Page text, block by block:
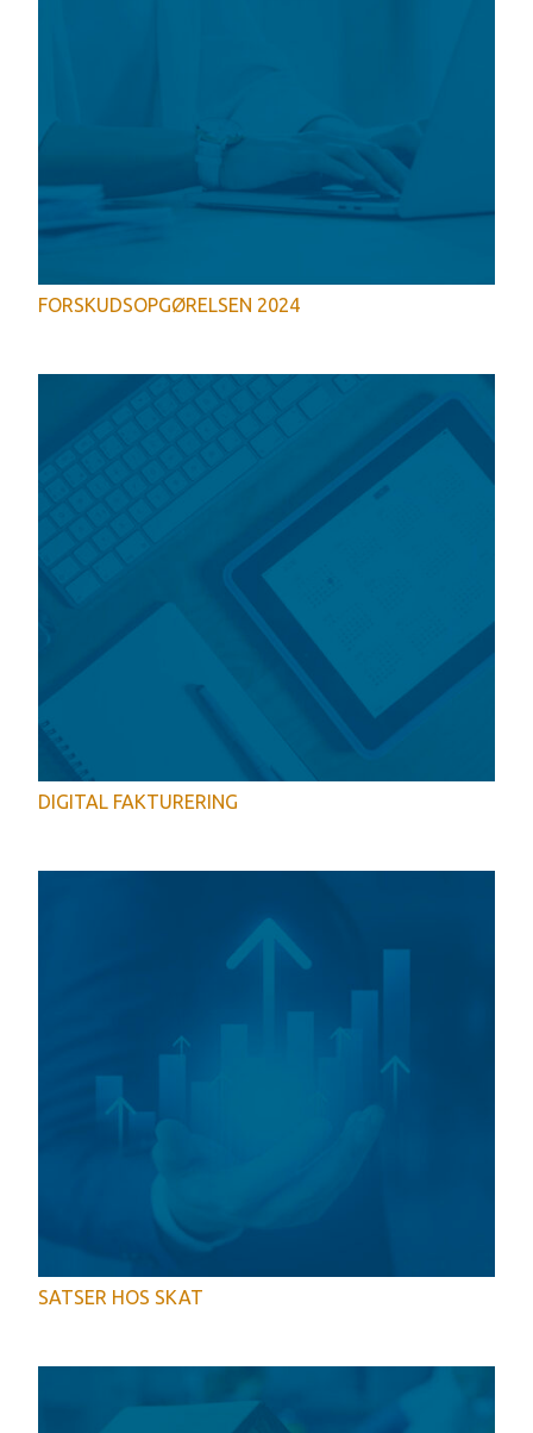
FORSKUDSOPGØRELSEN 2024
DIGITAL FAKTURERING
SATSER HOS SKAT